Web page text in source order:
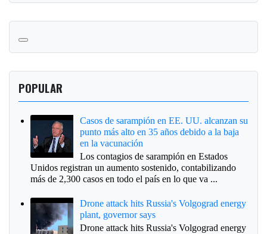
POPULAR
Casos de sarampión en EE. UU. alcanzan su
punto más alto en 35 años debido a la baja
en la vacunación
Los contagios de sarampión en Estados
Unidos registran un aumento sostenido, contabilizando
más de 2,300 casos en todo el país en lo que va ...
Drone attack hits Russia's Volgograd energy
plant, governor says
Drone attack hits Russia's Volgograd energy